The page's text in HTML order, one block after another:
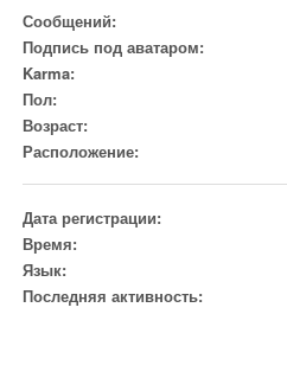
Сообщений:
Подпись под аватаром:
Karma:
Пол:
Возраст:
Расположение:
Дата регистрации:
Время:
Язык:
Последняя активность: